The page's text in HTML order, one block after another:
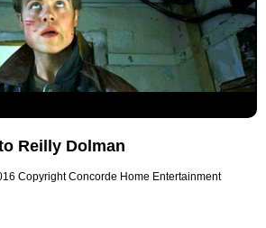
Reilly Dolman
Copyright Concorde Home Entertainment